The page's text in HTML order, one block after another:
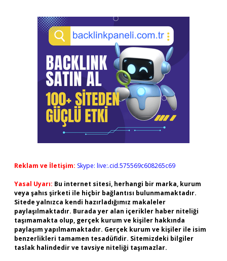
Reklam ve İletişim: Skype: live:.cid.575569c608265c69
Yasal Uyarı: Bu internet sitesi, herhangi bir marka, kurum
veya şahıs şirketi ile hiçbir bağlantısı bulunmamaktadır.
Sitede yalnızca kendi hazırladığımız makaleler
paylaşılmaktadır. Burada yer alan içerikler haber niteliği
taşımamakta olup, gerçek kurum ve kişiler hakkında
paylaşım yapılmamaktadır. Gerçek kurum ve kişiler ile isim
benzerlikleri tamamen tesadüfidir. Sitemizdeki bilgiler
taslak halindedir ve tavsiye niteliği taşımazlar.